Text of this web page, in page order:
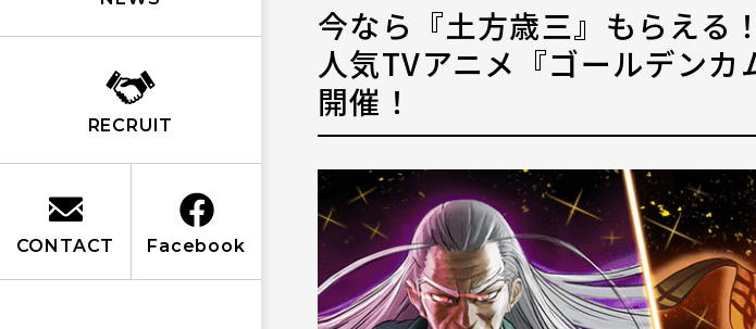
RECRUIT
CONTACT Facebook
今なら『土方歳三』もらえる
人気TVアニメ『ゴールデン
開催！